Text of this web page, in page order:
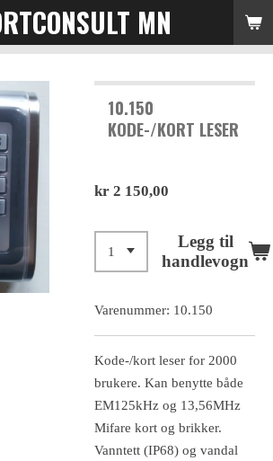
MN
10.150
KODE-/KORT LESER
kr 2 150,00
Legg til
handlevogn
Varenummer: 10.150
Kode-/kort leser for 2000
brukere. Kan benytte både
EM125kHz og 13,56MHz
Mifare kort og brikker.
Vanntett (IP68) og vandal